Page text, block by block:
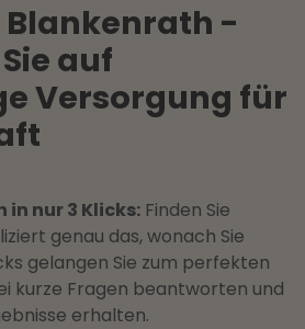
-
auf
Versorgung für
nur 3 Klicks: Finden Sie
genau das, wonach Sie
gelangen Sie zum perfekten
kurze Fragen beantworten und
erhalten.